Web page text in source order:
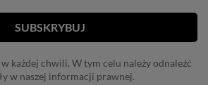
każdej chwili. W tym celu należy odnaleźć
w naszej informacji prawnej.